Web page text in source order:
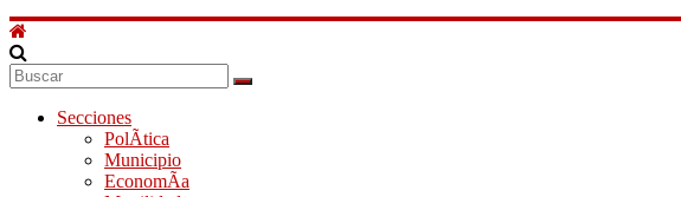
Secciones
PolÃ­tica
Municipio
EconomÃ­a